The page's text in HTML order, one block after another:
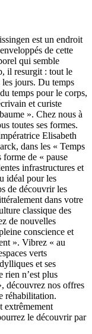
est un endroit
de cette
qui semble
il resurgit : tout le
jours. Du temps
temps pour le corps,
et curiste
». Chez nous à
toutes ses formes.
Elisabeth
dans les « Temps
forme de « pause
infrastructures et
idéal pour les
de découvrir les
dans votre
classique des
de nouvelles
conscience et
». Vibrez « au
verts
et ses
rien n’est plus
découvrez nos offres
réhabilitation.
extrêmement
le découvrir par